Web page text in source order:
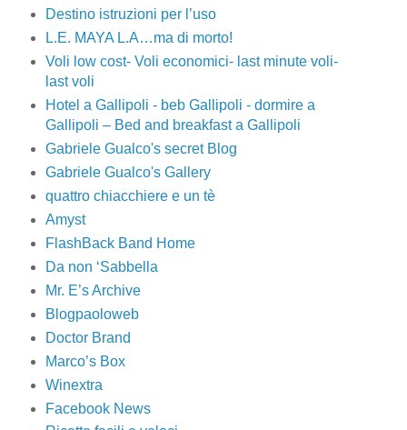
Destino istruzioni per l’uso
L.E. MAYA L.A…ma di morto!
Voli low cost- Voli economici- last minute voli-
last voli
Hotel a Gallipoli - beb Gallipoli - dormire a
Gallipoli – Bed and breakfast a Gallipoli
Gabriele Gualco's secret Blog
Gabriele Gualco's Gallery
quattro chiacchiere e un tè
Amyst
FlashBack Band Home
Da non ‘Sabbella
Mr. E’s Archive
Blogpaoloweb
Doctor Brand
Marco’s Box
Winextra
Facebook News